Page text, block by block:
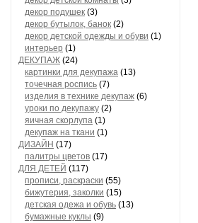
декор подушек (3)
декор бутылок, банок (2)
декор детской одежды и обуви (1)
интерьер (1)
ДЕКУПАЖ (24)
картинки для декупажа (13)
точечная роспись (7)
изделия в технике декупаж (6)
уроки по декупажу (2)
яичная скорлупа (1)
декупаж на ткани (1)
ДИЗАЙН (17)
палитры цветов (17)
ДЛЯ ДЕТЕЙ (117)
прописи, раскраски (55)
бижутерия, заколки (15)
детская одежа и обувь (13)
бумажные куклы (9)